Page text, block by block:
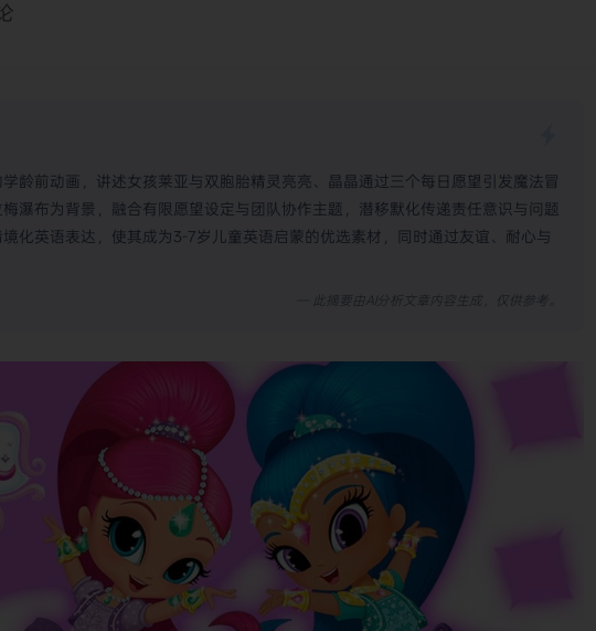
龄前动画，讲述女孩莱亚与双胞胎精灵亮亮、晶晶通过三个每日愿望引发魔法冒
瀑布为背景，融合有限愿望设定与团队协作主题，潜移默化传递责任意识与问题
化英语表达，使其成为3-7岁儿童英语启蒙的优选素材，同时通过友谊、耐心与